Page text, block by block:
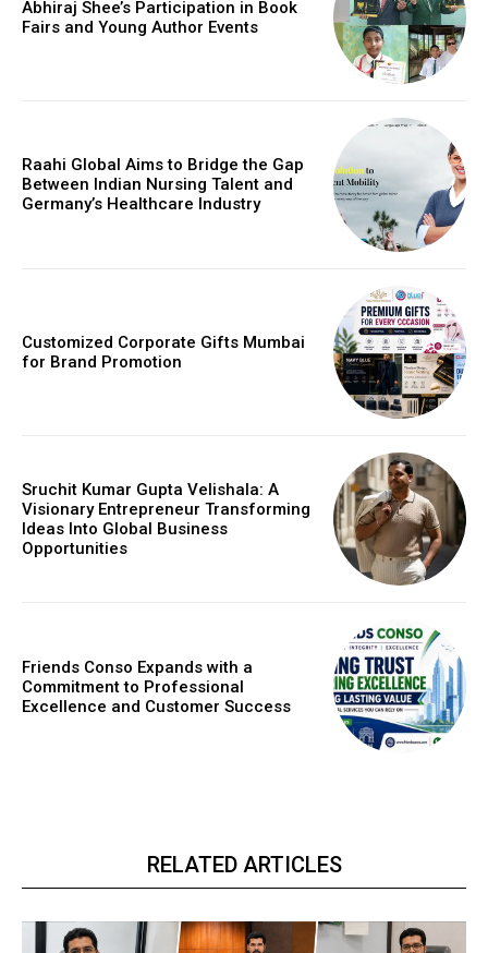
Abhiraj Shee’s Participation in Book
Fairs and Young Author Events
Raahi Global Aims to Bridge the Gap
Between Indian Nursing Talent and
Germany’s Healthcare Industry
Customized Corporate Gifts Mumbai
for Brand Promotion
Sruchit Kumar Gupta Velishala: A
Visionary Entrepreneur Transforming
Ideas Into Global Business
Opportunities
Friends Conso Expands with a
Commitment to Professional
Excellence and Customer Success
RELATED ARTICLES